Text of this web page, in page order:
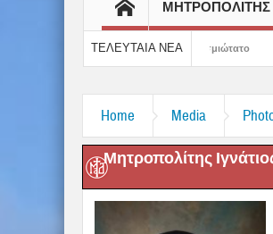
ΜΗΤΡΟΠΟΛΙΤΗΣ
ΤΕΛΕΥΤΑΙΑ ΝΕΑ
στον Σεβασμιώτατο Δημητριάδος
Home Media
Μητροπολίτης